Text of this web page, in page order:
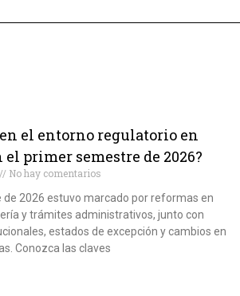
el entorno regulatorio en
primer semestre de 2026?
No hay comentarios
de 2026 estuvo marcado por reformas en
y trámites administrativos, junto con
estados de excepción y cambios en
Conozca las claves